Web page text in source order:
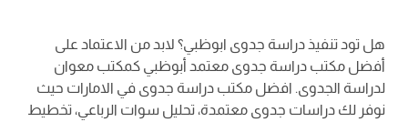
هل تود تنفيذ دراسة جدوى ابوظبي؟ لابد من الاعتماد على
أفضل مكتب دراسة جدوى معتمد أبوظبي كمكتب معوان
لدراسة الجدوى. افضل مكتب دراسة جدوى في الامارات حيث
نوفر لك دراسات جدوى معتمدة، تحليل سوات الرباعي، تخطيط